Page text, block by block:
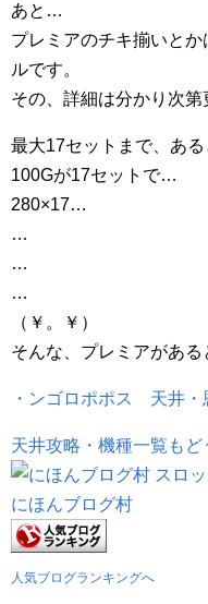
あと…
プレミアのチキ揃いと
ルです。
その、詳細は分かり次第
最大17セットまで、あ
100Gが17セットで…
280×17…
…
…
…
（￥。￥）
そんな、プレミアがあ
・ンゴロポポス 天井・
天井攻略・機種一覧もど
にほんブログ村
人気ブログランキングへ